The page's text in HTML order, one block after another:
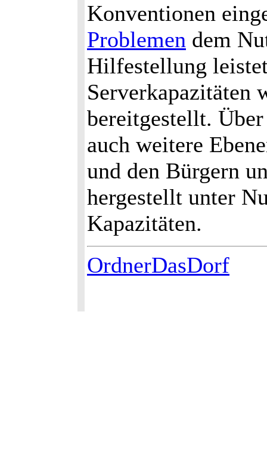
Konventionen
Problemen dem
Hilfestellung
Serverkapazitäten
bereitgestellt.
auch weitere
und den Bürgern
hergestellt unter
Kapazitäten.
OrdnerDasDorf